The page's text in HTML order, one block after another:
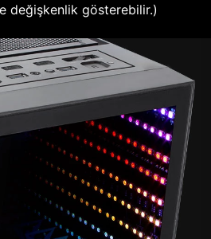
değişkenlik gösterebilir.)